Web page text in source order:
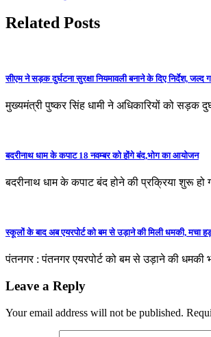
Related Posts
सीएम ने सड़क दुर्घटना सुरक्षा नियमावली बनाने के दिए निर्देश, जल्द
मुख्यमंत्री पुष्कर सिंह धामी ने अधिकारियों को सड़क
बदरीनाथ धाम के कपाट 18 नवम्बर को होंगे बंद,भोग का आयोजन
बदरीनाथ धाम के कपाट बंद होने की प्रक्रिया शुरू
स्कूलों के बाद अब एयरपोर्ट को बम से उड़ाने की मिली धमकी, मचा
पंतनगर : पंतनगर एयरपोर्ट को बम से उड़ाने की धमकी
Leave a Reply
Your email address will not be published.